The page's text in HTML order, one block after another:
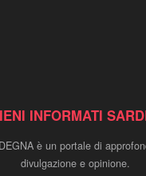
INFORMATI
è un portale di
divulgazione e opinione.